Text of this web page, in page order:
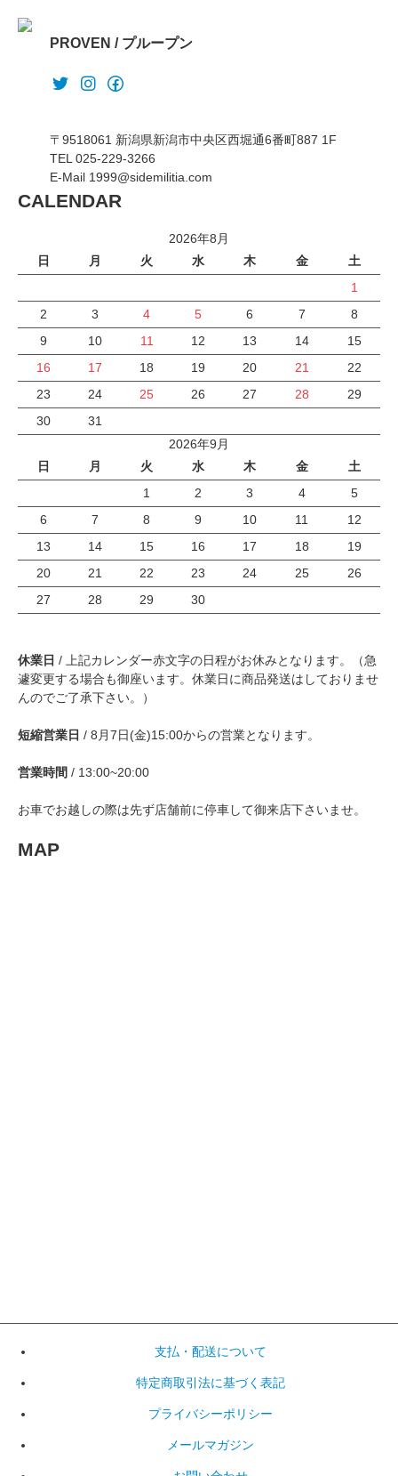
PROVEN / プループン
〒9518061 新潟県新潟市中央区西堀通6番町887 1F
TEL 025-229-3266
E-Mail 1999@sidemilitia.com
CALENDAR
2026年8月
日
月 火 水 木 金
土
1
2
3 4 5 6 7
8
9
10 11 12 13 14
15
16
17 18 19 20 21
22
23
24 25 26 27 28
29
30
31
2026年9月
日
月 火 水 木 金
土
1
2 3 4
5
6
7 8 9 10 11
12
13
14 15 16 17 18
19
20
21 22 23 24 25
26
27
28 29 30
休業日 / 上記カレンダー赤文字の日程がお休みとなります。（急
遽変更する場合も御座います。休業日に商品発送はしておりませ
んのでご了承下さい。）
短縮営業日 / 8月7日(金)15:00からの営業となります。
営業時間 / 13:00~20:00
お車でお越しの際は先ず店舗前に停車して御来店下さいませ。
MAP
支払・配送について
特定商取引法に基づく表記
プライバシーポリシー
メールマガジン